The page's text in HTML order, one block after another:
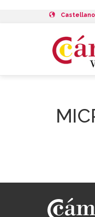
Castellano